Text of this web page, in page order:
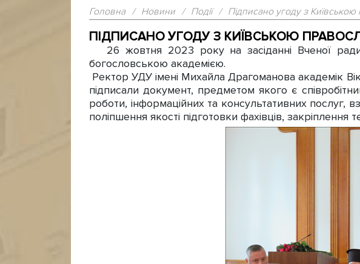
Головна / Новини / Події / Підписано угоду з
ПІДПИСАНО УГОДУ З КИЇВСЬКОЮ
26 жовтня 2023 року на засіданні Вченої
богословською академією.
Ректор УДУ імені Михайла Драгоманова академік
підписали документ, предметом якого є
роботи, інформаційних та консультативних послуг,
поліпшення якості підготовки фахівців,